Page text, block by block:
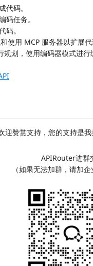
代码。
码任务。
码。
使用 MCP 服务器以扩展代
规划，使用编码器模式进
迎赞赏支持，您的支持是
APIRouter进群
（如果无法加群，请加企